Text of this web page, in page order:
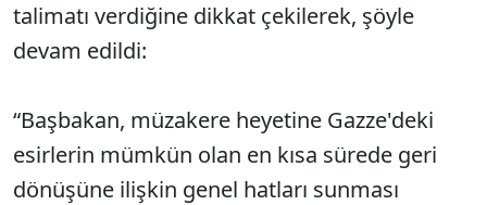
talimatı verdiğine dikkat çekilerek, şöyle
devam edildi:
“Başbakan, müzakere heyetine Gazze'deki
esirlerin mümkün olan en kısa sürede geri
dönüşüne ilişkin genel hatları sunması